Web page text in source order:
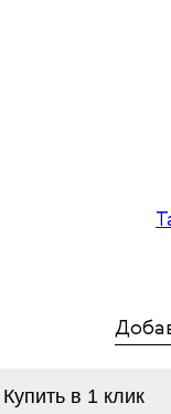
Купить в 1 клик